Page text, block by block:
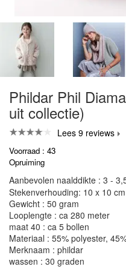
Phildar Phil
uit collectie)
Lees 9 reviews
Voorraad : 43
Opruiming
Aanbevolen naalddikte : 3 -
Stekenverhouding: 10 x 10
Gewicht : 50 gram
Looplengte : ca 280 meter
maat 40 : ca 5 bollen
Materiaal : 55% polyester,
Merknaam : phildar
wassen : 30 graden